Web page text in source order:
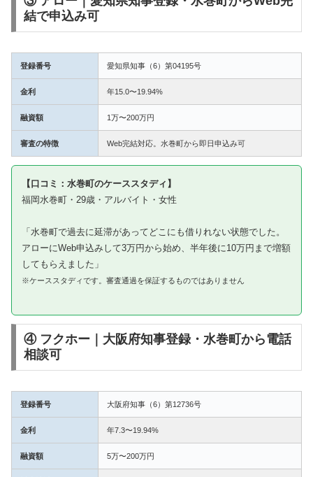
結で申込み可
登録番号 愛知県知事（6）第04195号
金利 年15.0〜19.94%
融資額 1万〜200万円
審査の特徴 Web完結対応。水巻町から即日申込み可
【口コミ：水巻町のケーススタディ】
福岡水巻町・29歳・アルバイト・女性
「水巻町で過去に延滞があってどこにも借りれない状態でした。
アローにWeb申込みして3万円から始め、半年後に10万円まで増額
してもらえました」
※ケーススタディです。審査通過を保証するものではありません
④ フクホー｜大阪府知事登録・水巻町から電話
相談可
登録番号 大阪府知事（6）第12736号
金利 年7.3〜19.94%
融資額 5万〜200万円